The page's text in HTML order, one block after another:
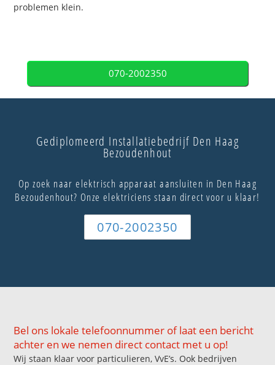
problemen klein.
070-2002350
Gediplomeerd Installatiebedrijf Den Haag
Bezoudenhout
Op zoek naar elektrisch apparaat aansluiten in Den Haag
Bezoudenhout? Onze elektriciens staan direct voor u klaar!
070-2002350
Bel ons lokale telefoonnummer of laat een bericht
achter en we nemen direct contact met u op!
Wij staan klaar voor particulieren, VvE’s. Ook bedrijven